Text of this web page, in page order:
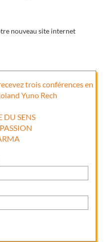
nouveau site internet
trois conférences en
Yuno Rech
DU SENS